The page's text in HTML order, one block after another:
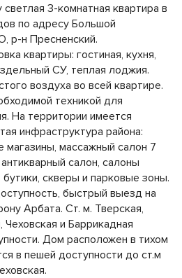
3-комнатная квартира в
по адресу Большой
р-н Пресненский.
квартиры: гостиная, кухня,
СУ, теплая лоджия.
воздуха во всей квартире.
техникой для
На территории имеется
инфраструктура района:
магазины, массажный салон 7
салон, салоны
скверы и парковые зоны.
быстрый выезд на
Арбата. Ст. м. Тверская,
и Баррикадная
Дом расположен в тихом
в пешей доступности до ст.м